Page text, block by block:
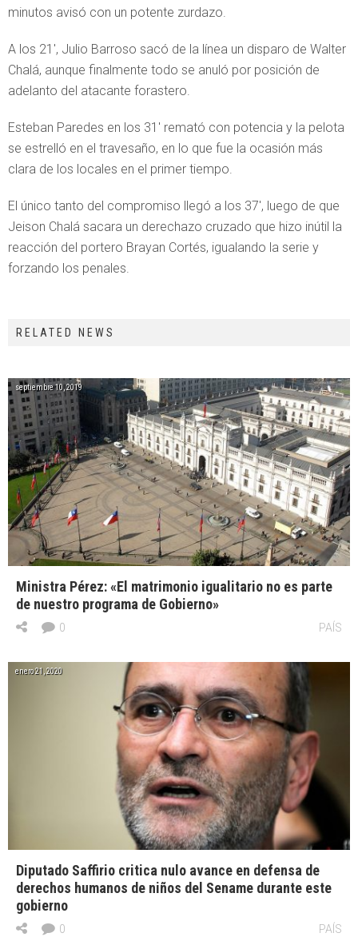
minutos avisó con un potente zurdazo.
A los 21′, Julio Barroso sacó de la línea un disparo de Walter
Chalá, aunque finalmente todo se anuló por posición de
adelanto del atacante forastero.
Esteban Paredes en los 31′ remató con potencia y la pelota
se estrelló en el travesaño, en lo que fue la ocasión más
clara de los locales en el primer tiempo.
El único tanto del compromiso llegó a los 37′, luego de que
Jeison Chalá sacara un derechazo cruzado que hizo inútil la
reacción del portero Brayan Cortés, igualando la serie y
forzando los penales.
RELATED NEWS
septiembre 10, 2019
Ministra Pérez: «El matrimonio igualitario no es parte
de nuestro programa de Gobierno»
PAÍS
0
enero 21, 2020
Diputado Saffirio critica nulo avance en defensa de
derechos humanos de niños del Sename durante este
gobierno
PAÍS
0